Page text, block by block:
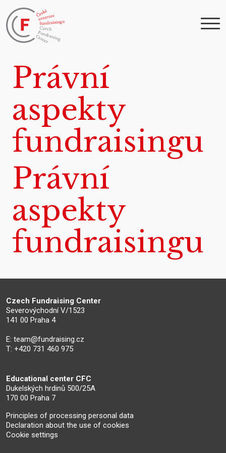
Právní
aspekty
fundraisingu
Právní
aspekty
fundraisingu
Czech Fundraising Center
Severovýchodní V/1523
141 00 Praha 4
E: team@fundraising.cz
T: +420 731 460 975
Educational center CFC
Dukelských hrdinů 500/25A
170 00 Praha 7
Principles of processing personal data
Declaration about the use of cookies
Cookie settings